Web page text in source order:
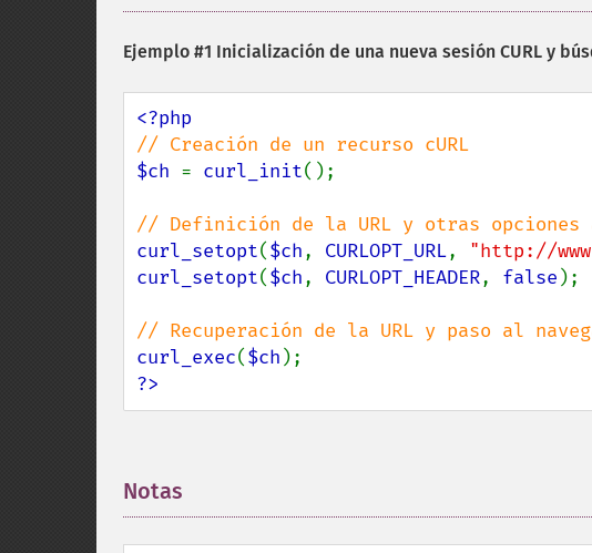
Ejemplo #1 Inicialización de una nueva sesión CURL y
$ch = curl_init();
curl_setopt($ch, CURLOPT_URL, "http://
curl_setopt($ch, CURLOPT_HEADER, false );
curl_exec($ch
?>
Notas